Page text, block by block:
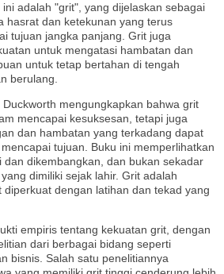
adalah "grit", yang dijelaskan sebagai
hasrat dan ketekunan yang terus
tujuan jangka panjang. Grit juga
untuk mengatasi hambatan dan
untuk tetap bertahan di tengah
berulang.
mengungkapkan bahwa grit
mencapai kesuksesan, tetapi juga
dan hambatan yang terkadang dapat
tujuan. Buku ini memperlihatkan
dan dikembangkan, dan bukan sekadar
dimiliki sejak lahir. Grit adalah
diperkuat dengan latihan dan tekad yang
empiris tentang kekuatan grit, dengan
dari berbagai bidang seperti
bisnis. Salah satu penelitiannya